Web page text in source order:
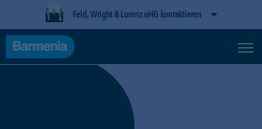
Feld, Wright & Lorenz oHG kontaktieren